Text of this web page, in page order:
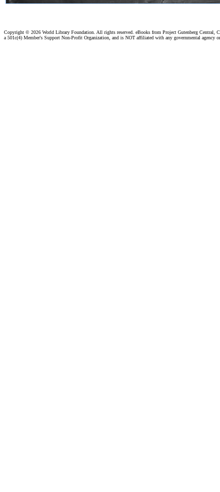
Copyright © 2026 World Library Foundation. All rights reserved. eBooks from Project Gutenberg Central,
a 501c(4) Member's Support Non-Profit Organization, and is NOT affiliated with any governmental agency